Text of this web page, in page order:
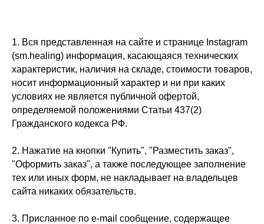
1. Вся представленная на сайте и странице Instagram
(sm.healing) информация, касающаяся технических
характеристик, наличия на складе, стоимости товаров,
носит информационный характер и ни при каких
условиях не является публичной офертой,
определяемой положениями Статьи 437(2)
Гражданского кодекса РФ.
2. Нажатие на кнопки "Купить", "Разместить заказ",
"Оформить заказ", а также последующее заполнение
тех или иных форм, не накладывает на владельцев
сайта никаких обязательств.
3. Присланное по e-mail сообщение, содержащее